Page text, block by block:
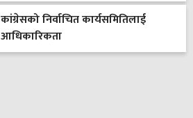
कांग्रेसको निर्वाचित कार्यसमितिलाई
आधिकारिकता